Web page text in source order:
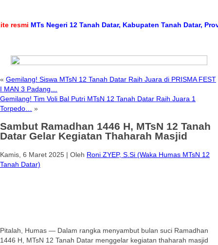
MTs Negeri 12 Tanah Datar, Kabupaten Tanah Datar, Provinsi
« Gemilang! Siswa MTsN 12 Tanah Datar Raih Juara di PRISMA FEST
I MAN 3 Padang…
Gemilang! Tim Voli Bal Putri MTsN 12 Tanah Datar Raih Juara 1
Torpedo…
»
Sambut Ramadhan 1446 H, MTsN 12 Tanah
Datar Gelar Kegiatan Thaharah Masjid
Kamis, 6 Maret 2025 | Oleh Roni ZYEP, S.Si (Waka Humas MTsN 12
Tanah Datar)
Pitalah, Humas — Dalam rangka menyambut bulan suci Ramadhan
1446 H, MTsN 12 Tanah Datar menggelar kegiatan thaharah masjid